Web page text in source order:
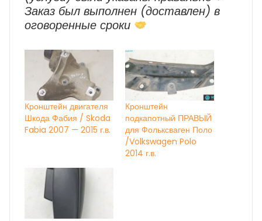
Заказ был выполнен (доставлен) в
оговоренные сроки
Кронштейн двигателя
Шкода Фабия / Skoda
Fabia 2007 — 2015 г.в.
Кронштейн
подкапотный ПРАВЫЙ
для Фольксваген Поло
/Volkswagen Polo
2014 г.в.